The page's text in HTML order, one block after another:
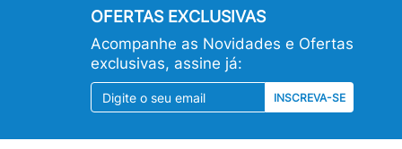
OFERTAS EXCLUSIVAS
Acompanhe as Novidades e Ofertas
exclusivas, assine já:
INSCREVA-SE